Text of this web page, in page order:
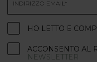
HO LETTO E
ACCONSENTO AL
NEWSLETTER